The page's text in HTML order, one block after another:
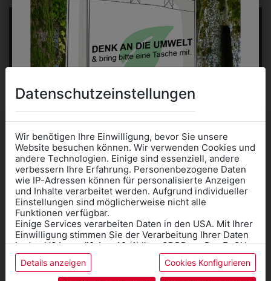
INFORMATIONSFOLDER
FÜR JUNIOR HIGH
PERSÖNLICHER SERVICE
ONLINE KAUFEN & SELBST ABHOLEN
Datenschutzeinstellungen
Wir benötigen Ihre Einwilligung, bevor Sie unsere
Website besuchen können. Wir verwenden Cookies und
andere Technologien. Einige sind essenziell, andere
verbessern Ihre Erfahrung. Personenbezogene Daten
wie IP-Adressen können für personalisierte Anzeigen
und Inhalte verarbeitet werden. Aufgrund individueller
Einstellungen sind möglicherweise nicht alle
Funktionen verfügbar.
Einige Services verarbeiten Daten in den USA. Mit Ihrer
Einwilligung stimmen Sie der Verarbeitung Ihrer Daten
in den USA gemäß Art. 49 (1) lit. a GDPR zu. Der EuGH
stuft die USA als Land mit unzureichendem Datenschutz
ein, und es besteht das Risiko, dass US-Behörden
Daten ohne Klagemöglichkeit für Europäer überwachen.
Details anzeigen Cookies Konfigurieren
Informationen wenn Sie
Kleidung
für die SCHULE
benötigen
Online Shop: Klick auf SCHULE in der
Kategorie und die richtige Schule auswählen.